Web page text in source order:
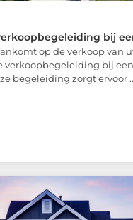
bij
op de verkoop van
verkoopbegeleiding bij
begeleiding zorgt ervoor